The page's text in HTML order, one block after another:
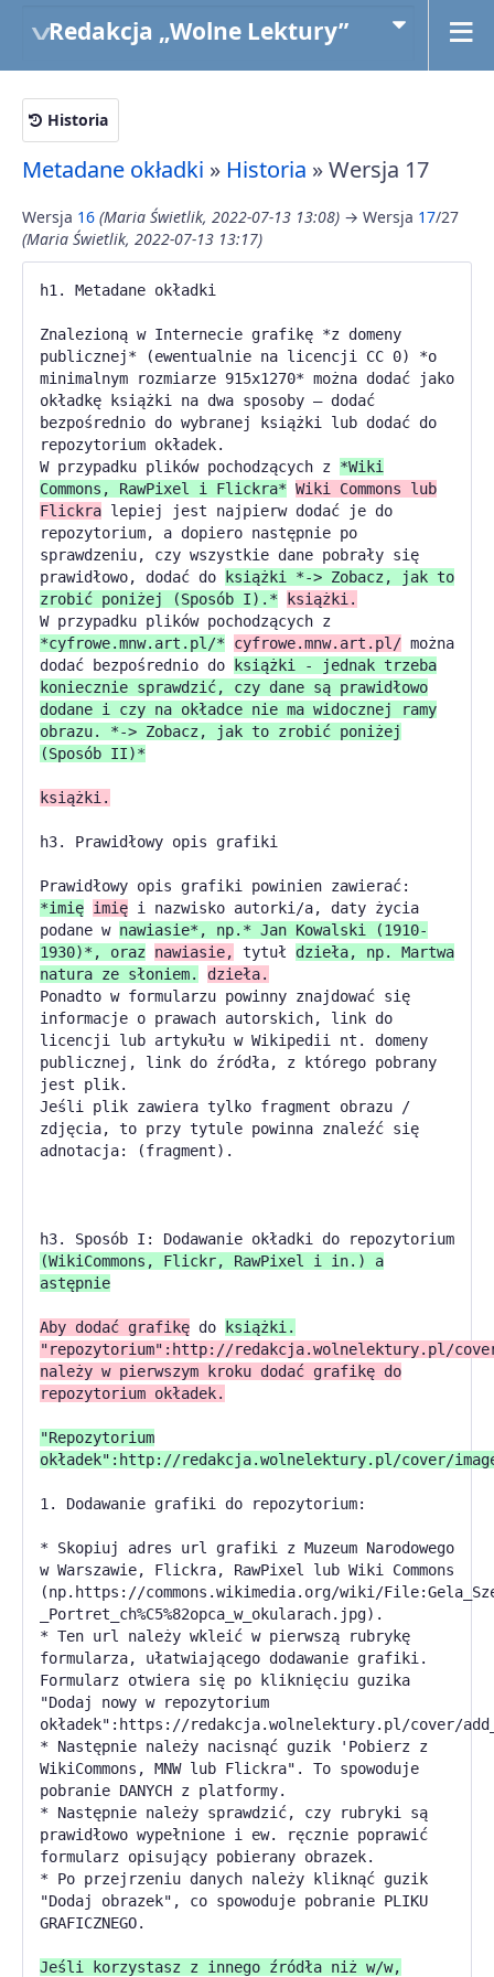
Redakcja „Wolne Lektury”
Historia
Metadane okładki » Historia » Wersja 17
Wersja 16 (Maria Świetlik, 2022-07-13 13:08) → Wersja 17/27
(Maria Świetlik, 2022-07-13 13:17)
h1. Metadane okładki
Znalezioną w Internecie grafikę *z domeny
publicznej* (ewentualnie na licencji CC 0) *o
minimalnym rozmiarze 915x1270* można dodać jako
okładkę książki na dwa sposoby — dodać
bezpośrednio do wybranej książki lub dodać do
repozytorium okładek.
W przypadku plików pochodzących z *Wiki
Commons, RawPixel i Flickra* Wiki Commons lub
Flickra lepiej jest najpierw dodać je do
repozytorium, a dopiero następnie po
sprawdzeniu, czy wszystkie dane pobrały się
prawidłowo, dodać do
książki *-> Zobacz, jak to
zrobić poniżej (Sposób I).*
książki.
W przypadku plików pochodzących z
*cyfrowe.mnw.art.pl/*
cyfrowe.mnw.art.pl/ można
dodać bezpośrednio do
książki - jednak trzeba
koniecznie sprawdzić, czy dane są prawidłowo
dodane i czy na okładce nie ma widocznej ramy
obrazu. *-> Zobacz, jak to zrobić poniżej
(Sposób II)*
książki.
h3. Prawidłowy opis grafiki
Prawidłowy opis grafiki powinien zawierać:
*imię imię i nazwisko autorki/a, daty życia
podane w nawiasie*, np.* Jan Kowalski (1910-
1930)*, oraz nawiasie, tytuł dzieła, np. Martwa
natura ze słoniem.
dzieła.
Ponadto w formularzu powinny znajdować się
informacje o prawach autorskich, link do
licencji lub artykułu w Wikipedii nt. domeny
publicznej, link do źródła, z którego pobrany
jest plik.
Jeśli plik zawiera tylko fragment obrazu /
zdjęcia, to przy tytule powinna znaleźć się
adnotacja: (fragment).
h3. Sposób I: Dodawanie okładki do repozytorium
(WikiCommons, Flickr, RawPixel i in.) a
astępnie
Aby dodać grafikę do
książki.
"repozytorium":http://redakcja.wolnelektury.pl/
należy w pierwszym kroku dodać grafikę do
repozytorium okładek.
"Repozytorium
okładek":http://redakcja.wolnelektury.pl/cover/
1. Dodawanie grafiki do repozytorium:
* Skopiuj adres url grafiki z Muzeum Narodowego
w Warszawie, Flickra, RawPixel lub Wiki Commons
(np.https://commons.wikimedia.org/wiki/
_Portret_ch%C5%82opca_w_okularach.jpg).
* Ten url należy wkleić w pierwszą rubrykę
formularza, ułatwiającego dodawanie grafiki.
Formularz otwiera się po kliknięciu guzika
"Dodaj nowy w repozytorium
okładek":https://redakcja.wolnelektury.pl/cover/
* Następnie należy nacisnąć guzik 'Pobierz z
WikiCommons, MNW lub Flickra". To spowoduje
pobranie DANYCH z platformy.
* Następnie należy sprawdzić, czy rubryki są
prawidłowo wypełnione i ew. ręcznie poprawić
formularz opisujący pobierany obrazek.
* Po przejrzeniu danych należy kliknąć guzik
"Dodaj obrazek", co spowoduje pobranie PLIKU
GRAFICZNEGO.
Jeśli korzystasz z innego źródła niż w/w,